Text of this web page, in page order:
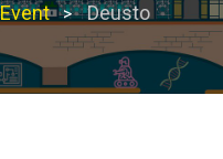
Event > Deusto